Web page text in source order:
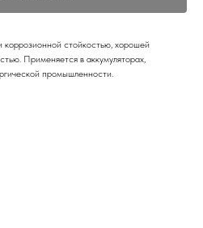
стойкостью, хорошей
Применяется в аккумуляторах,
промышленности.